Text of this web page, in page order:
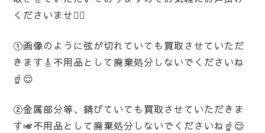
くださいませ💁‍♀️
①画像のように弦が切れていても買取させていただ
きます🎸不用品として廃棄処分しないでくださいね
☝️😌
②金属部分等、錆びていても買取させていただきま
す🎺不用品として廃棄処分しないでくださいね☝️😌